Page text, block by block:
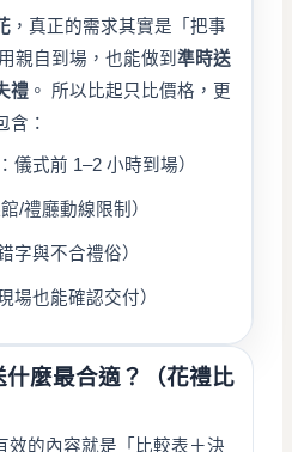
，真正的需求其實是「把事
親自到場，也能做到準時送
禮 。 所以比起只比價格，更
含：
儀式前 1–2 小時到場）
/禮廳動線限制）
字與不合禮俗）
場也能確認交付）
麼最合適？（花禮比
效的內容就是「比較表＋決